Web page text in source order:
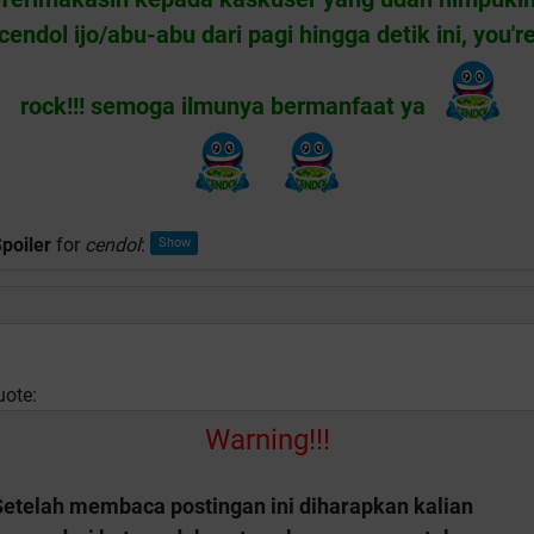
ijo/abu-abu dari pagi hingga detik ini,
rock!!! semoga ilmunya bermanfaat ya
for cendol:
Warning!!!
membaca postingan ini diharapkan kalian